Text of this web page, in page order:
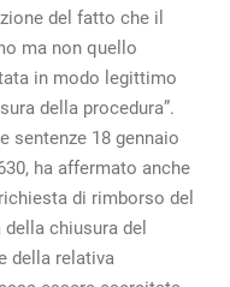
del fatto che il
ma non quello
in modo legittimo
della procedura”.
sentenze 18 gennaio
ha affermato anche
di rimborso del
chiusura del
della relativa